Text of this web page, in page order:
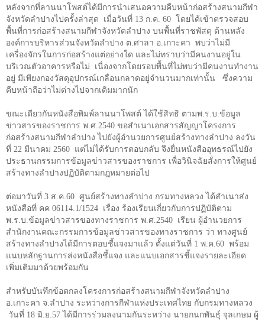
หลังจากที่ลานนาโพสต์ได้มีการนำเสนอความคืบหน้าก่อสร้างสนามกีฬา
จังหวัดลำปางไปครั้งล่าสุด เมื่อวันที่ 13 ก.ค. 60 โดยได้เข้าตรวจสอบ
พื้นที่การก่อสร้างสนามกีฬาจังหวัดลำปาง บนพื้นที่ราชพัสดุ ด้านหลัง
องค์การบริหารส่วนจังหวัดลำปาง ต.ศาลา อ.เกาะคา พบว่าไม่มี
เครื่องจักรในการก่อสร้างแต่อย่างใด และไม่ทราบว่ามีคนงานอยู่ใน
บริเวณตัวอาคารหรือไม่ เนื่องจากโดยรอบพื้นที่ไม่พบว่ามีคนงานทำงาน
อยู่ มีเพียงกองวัสดุอุปกรณ์เกลื่อนกลาดอยู่จำนวนมากเท่านั้น ซึ่งความ
คืบหน้าถือว่าไม่ต่างไปจากเดิมมากนัก
ขณะเดียวกันหนังสือพิมพ์ลานนาโพสต์ ได้ใช้สิทธิ ตามพ.ร.บ.ข้อมูล
ข่าวสารของราชการ พ.ศ.2540 ขอสำเนาเอกสารสัญญาโครงการ
ก่อสร้างสนามกีฬาลำปาง ไปยังผู้อำนวยการศูนย์สร้างทางลำปาง ลงวัน
ที่ 22 มีนาคม 2560 แต่ไม่ได้รับการตอบกลับ จึงยื่นหนังสืออุทธรณ์ไปยัง
ประธานกรรมการข้อมูลข่าวสารของราชการ เพื่อวินิจฉัยสั่งการให้ศูนย์
สร้างทางลำปางปฏิบัติตามกฎหมายต่อไป
ต่อมาวันที่ 3 ส.ค. 60 ศูนย์สร้างทางลำปาง กรมทางหลวง ได้สำเนาส่ง
หนังสือที่ คค 06114.1/1524 เรื่อง ร้องเรียนเกี่ยวกับการปฏิบัติตาม
พ.ร.บ.ข้อมูลข่าวสารของทางราชการ พ.ศ. 2540 เรียน ผู้อำนวยการ
สำนักงานคณะกรรมการข้อมูลข่าวสารของทางราชการ ว่า ทางศูนย์
สร้างทางลำปางได้มีการตอบชี้แจงมาแล้ว ตั้งแต่วันที่ 1 พ.ค. 60 พร้อม
แนบหลักฐานการส่งหนังสือชี้แจง และแนบเอกสารชี้แจงรายละเอียด
เพิ่มเติมมาด้วยพร้อมกัน
สำหรับบันทึกข้อตกลงโครงการก่อสร้างสนามกีฬาจังหวัดลำปาง
อ.เกาะคา จ.ลำปาง ระหว่างการกีฬาแห่งประเทศไทย กับกรมทางหลวง
วันที่ 18 มิ.ย. 57 ได้มีการร่วมลงนามกันระหว่าง นายกนกพันธุ์ จุลเกษม ผู้